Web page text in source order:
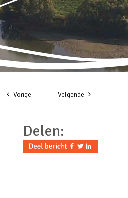
Vorige Volgende
Delen: